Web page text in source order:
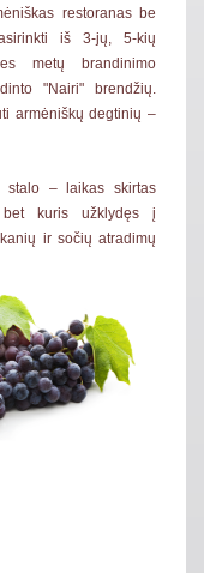
restoranas be
iš 3-jų, 5-kių
metų brandinimo
"Nairi" brendžių.
armėniškų degtinių –
– laikas skirtas
kuris užklydęs į
ir sočių atradimų